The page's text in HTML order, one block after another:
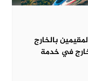
بالخارج
في خدمة